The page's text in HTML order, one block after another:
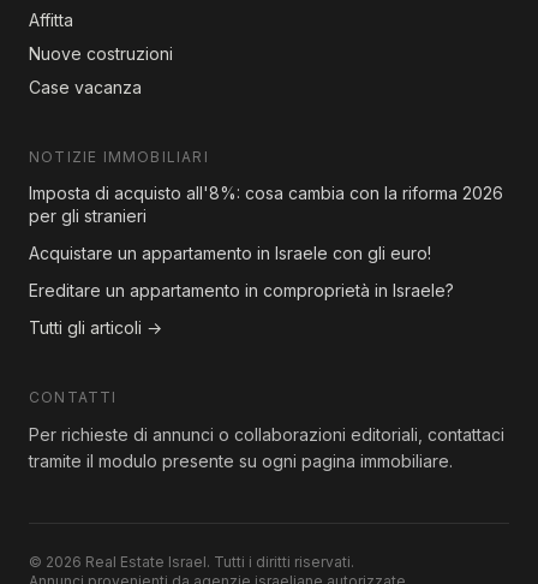
Affitta
Nuove costruzioni
Case vacanza
NOTIZIE IMMOBILIARI
Imposta di acquisto all'8%: cosa cambia con la riforma 2026
per gli stranieri
Acquistare un appartamento in Israele con gli euro!
Ereditare un appartamento in comproprietà in Israele?
Tutti gli articoli →
CONTATTI
Per richieste di annunci o collaborazioni editoriali, contattaci
tramite il modulo presente su ogni pagina immobiliare.
© 2026 Real Estate Israel. Tutti i diritti riservati.